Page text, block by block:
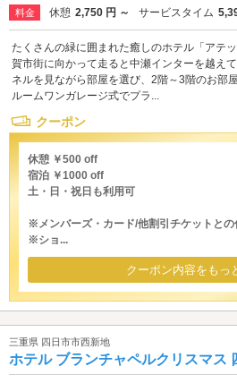
料金 休憩 2,750 円 ～ サービスタイム
たくさんの緑に囲まれた癒しのホテル「アテ
賀市街に向かって走ると中瀬インターを越え
ネルを見ながら部屋を選び、2階～3階のお部
ルームワンガレージ式でプラ...
クーポン
休憩 ￥500 off
宿泊 ￥1000 off
土・日・祝日も利用可
※メンバーズ・カード/他割引チケットとの
※ショ...
クーポン内容をもっ
三重県 四日市市西新地
ホテル ブランチャペルクリスマス